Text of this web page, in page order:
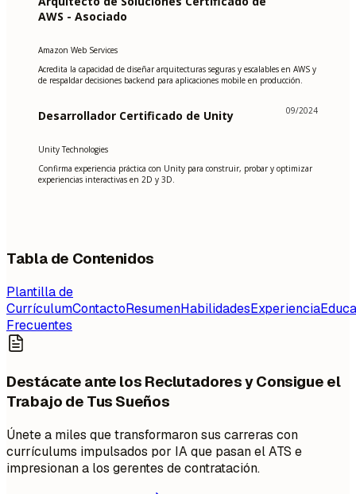
AWS - Asociado
Amazon Web Services
Acredita la capacidad de diseñar arquitecturas seguras y escalables en AWS y
de respaldar decisiones backend para aplicaciones mobile en producción.
Desarrollador Certificado de Unity 09/2024
Unity Technologies
Confirma experiencia práctica con Unity para construir, probar y optimizar
experiencias interactivas en 2D y 3D.
Tabla de Contenidos
Plantilla de
CurrículumContactoResumenHabilidadesExperiencia
Frecuentes
Destácate ante los Reclutadores y Consigue el
Trabajo de Tus Sueños
Únete a miles que transformaron sus carreras con
currículums impulsados por IA que pasan el ATS e
impresionan a los gerentes de contratación.